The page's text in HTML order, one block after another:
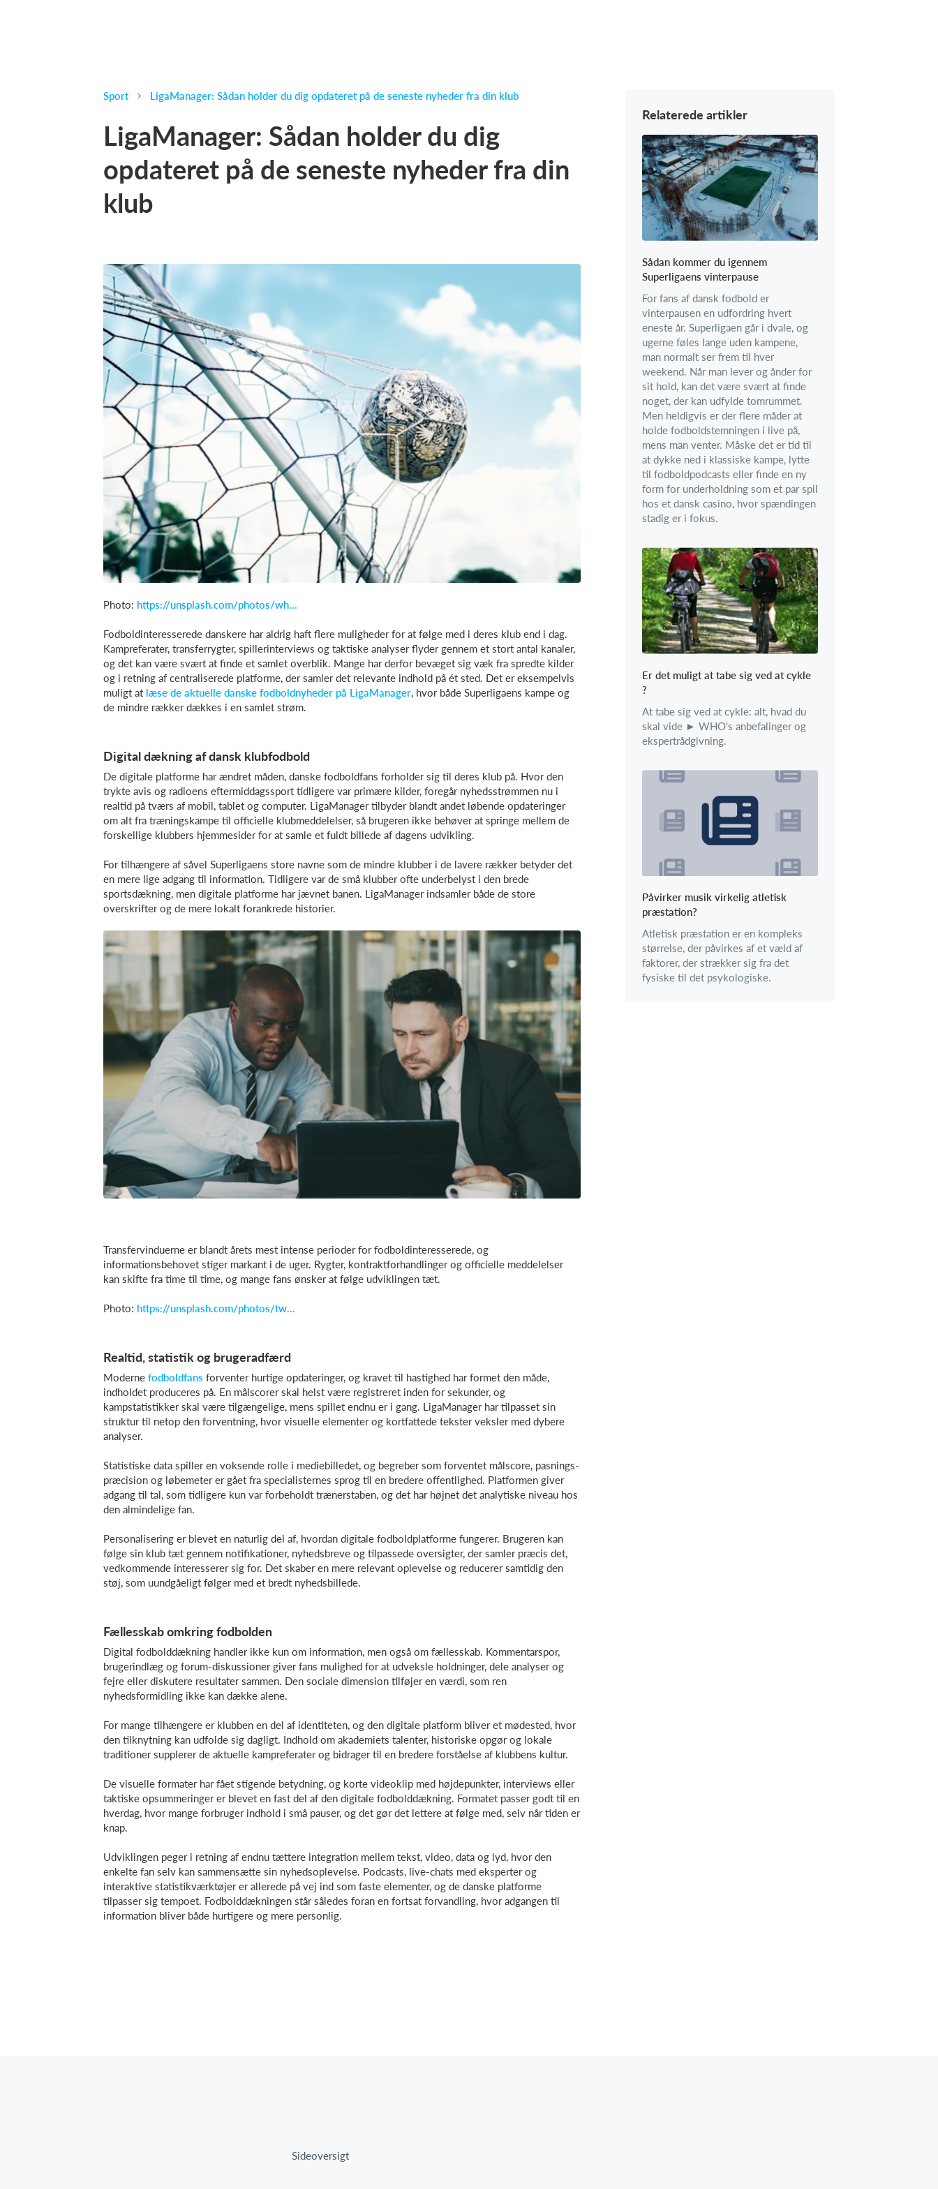
Sport LigaManager: Sådan holder du dig opdateret på de seneste nyheder fra din klub
LigaManager: Sådan holder du dig
opdateret på de seneste nyheder fra din
klub
Photo: https://unsplash.com/photos/wh...
Fodboldinteresserede danskere har aldrig haft flere muligheder for at følge med i deres klub end i dag.
Kampreferater, transferrygter, spillerinterviews og taktiske analyser flyder gennem et stort antal kanaler,
og det kan være svært at finde et samlet overblik. Mange har derfor bevæget sig væk fra spredte kilder
og i retning af centraliserede platforme, der samler det relevante indhold på ét sted. Det er eksempelvis
muligt at læse de aktuelle danske fodboldnyheder på LigaManager , hvor både Superligaens kampe og
de mindre rækker dækkes i en samlet strøm.
Digital dækning af dansk klubfodbold
De digitale platforme har ændret måden, danske fodboldfans forholder sig til deres klub på. Hvor den
trykte avis og radioens eftermiddagssport tidligere var primære kilder, foregår nyhedsstrømmen nu i
realtid på tværs af mobil, tablet og computer. LigaManager tilbyder blandt andet løbende opdateringer
om alt fra træningskampe til officielle klubmeddelelser, så brugeren ikke behøver at springe mellem de
forskellige klubbers hjemmesider for at samle et fuldt billede af dagens udvikling.
For tilhængere af såvel Superligaens store navne som de mindre klubber i de lavere rækker betyder det
en mere lige adgang til information. Tidligere var de små klubber ofte underbelyst i den brede
sportsdækning, men digitale platforme har jævnet banen. LigaManager indsamler både de store
overskrifter og de mere lokalt forankrede historier.
Transfervinduerne er blandt årets mest intense perioder for fodboldinteresserede, og
informationsbehovet stiger markant i de uger. Rygter, kontraktforhandlinger og officielle meddelelser
kan skifte fra time til time, og mange fans ønsker at følge udviklingen tæt.
Photo: https://unsplash.com/photos/tw...
Realtid, statistik og brugeradfærd
Moderne fodboldfans forventer hurtige opdateringer, og kravet til hastighed har formet den måde,
indholdet produceres på. En målscorer skal helst være registreret inden for sekunder, og
kampstatistikker skal være tilgængelige, mens spillet endnu er i gang. LigaManager har tilpasset sin
struktur til netop den forventning, hvor visuelle elementer og kortfattede tekster veksler med dybere
analyser.
Statistiske data spiller en voksende rolle i mediebilledet, og begreber som forventet målscore, pasnings-
præcision og løbemeter er gået fra specialisternes sprog til en bredere offentlighed. Platformen giver
adgang til tal, som tidligere kun var forbeholdt trænerstaben, og det har højnet det analytiske niveau hos
den almindelige fan.
Personalisering er blevet en naturlig del af, hvordan digitale fodboldplatforme fungerer. Brugeren kan
følge sin klub tæt gennem notifikationer, nyhedsbreve og tilpassede oversigter, der samler præcis det,
vedkommende interesserer sig for. Det skaber en mere relevant oplevelse og reducerer samtidig den
støj, som uundgåeligt følger med et bredt nyhedsbillede.
Fællesskab omkring fodbolden
Digital fodbolddækning handler ikke kun om information, men også om fællesskab. Kommentarspor,
brugerindlæg og forum-diskussioner giver fans mulighed for at udveksle holdninger, dele analyser og
fejre eller diskutere resultater sammen. Den sociale dimension tilføjer en værdi, som ren
nyhedsformidling ikke kan dække alene.
For mange tilhængere er klubben en del af identiteten, og den digitale platform bliver et mødested, hvor
den tilknytning kan udfolde sig dagligt. Indhold om akademiets talenter, historiske opgør og lokale
traditioner supplerer de aktuelle kampreferater og bidrager til en bredere forståelse af klubbens kultur.
De visuelle formater har fået stigende betydning, og korte videoklip med højdepunkter, interviews eller
taktiske opsummeringer er blevet en fast del af den digitale fodbolddækning. Formatet passer godt til en
hverdag, hvor mange forbruger indhold i små pauser, og det gør det lettere at følge med, selv når tiden er
knap.
Udviklingen peger i retning af endnu tættere integration mellem tekst, video, data og lyd, hvor den
enkelte fan selv kan sammensætte sin nyhedsoplevelse. Podcasts, live-chats med eksperter og
interaktive statistikværktøjer er allerede på vej ind som faste elementer, og de danske platforme
tilpasser sig tempoet. Fodbolddækningen står således foran en fortsat forvandling, hvor adgangen til
information bliver både hurtigere og mere personlig.
Relaterede artikler
Sådan kommer du igennem
Superligaens vinterpause
For fans af dansk fodbold er
vinterpausen en udfordring hvert
eneste år. Superligaen går i dvale, og
ugerne føles lange uden kampene,
man normalt ser frem til hver
weekend. Når man lever og ånder for
sit hold, kan det være svært at finde
noget, der kan udfylde tomrummet.
Men heldigvis er der flere måder at
holde fodboldstemningen i live på,
mens man venter. Måske det er tid til
at dykke ned i klassiske kampe, lytte
til fodboldpodcasts eller finde en ny
form for underholdning som et par spil
hos et dansk casino, hvor spændingen
stadig er i fokus.
Er det muligt at tabe sig ved at cykle
?
At tabe sig ved at cykle: alt, hvad du
skal vide ► WHO's anbefalinger og
ekspertrådgivning.
Påvirker musik virkelig atletisk
præstation?
Atletisk præstation er en kompleks
størrelse, der påvirkes af et væld af
faktorer, der strækker sig fra det
fysiske til det psykologiske.
Sideoversigt